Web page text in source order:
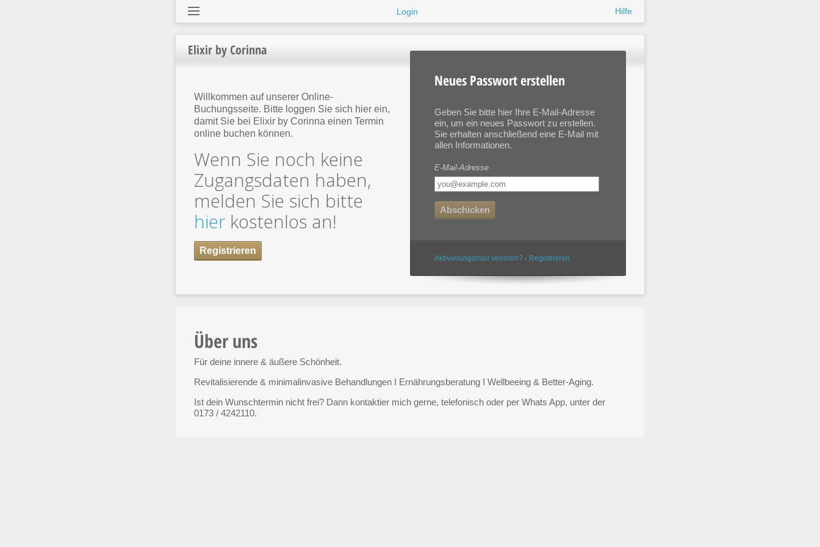
Login Hilfe
Elixir by Corinna
Willkommen auf unserer Online-
Buchungsseite. Bitte loggen Sie sich hier ein,
damit Sie bei Elixir by Corinna einen Termin
online buchen können.
Wenn Sie noch keine
Zugangsdaten haben,
melden Sie sich bitte
hier kostenlos an!
Registrieren
Neues Passwort erstellen
Geben Sie bitte hier Ihre E-Mail-Adresse
ein, um ein neues Passwort zu erstellen.
Sie erhalten anschließend eine E-Mail mit
allen Informationen.
E-Mail-Adresse
Abschicken
Aktivierungsmail verloren? · Registrieren
Über uns
Für deine innere & äußere Schönheit.
Revitalisierende & minimalinvasive Behandlungen I Ernährungsberatung I Wellbeeing & Better-Aging.
Ist dein Wunschtermin nicht frei? Dann kontaktier mich gerne, telefonisch oder per Whats App, unter der
0173 / 4242110.